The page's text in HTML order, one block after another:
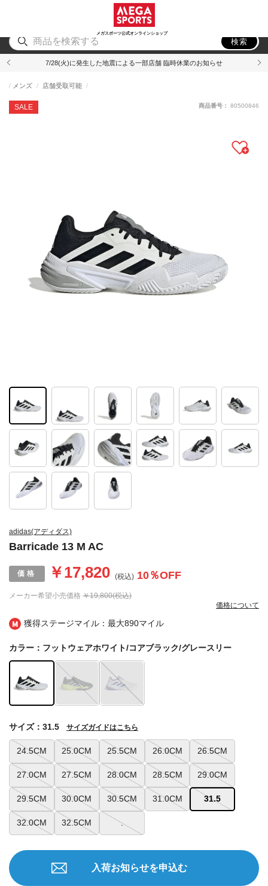
メガスポーツ公式オンラインショップ
アウトドア
検索
7/28(火)に発生した地震による一部店舗 臨時休業のお知らせ
獲得ステージマイル：最大890マイル
adidas(アディダス)
Barricade 13 M AC
SALE
メンズ 店舗受取可能
メーカー希望小売価格 ￥19,800(税込)
￥17,820 (税込) 10％OFF
価格について
商品番号： 80500846
カラー：フットウェアホワイト/コアブラック/グレースリー
24.5CM 25.0CM 25.5CM 26.0CM 26.5CM
27.0CM 27.5CM 28.0CM 28.5CM 29.0CM
29.5CM 30.0CM 30.5CM 31.0CM 31.5
32.0CM 32.5CM .
サイズ：31.5 サイズガイドはこちら
入荷お知らせを申込む